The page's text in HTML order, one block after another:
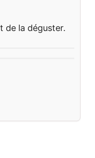
de la déguster.